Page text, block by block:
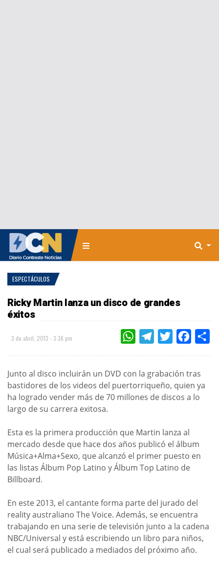
ESPECTÁCULOS
Ricky Martin lanza un disco de grandes
éxitos
3 de abril, 2013 - 3:36 pm WHATSAPPTELEGRAMTWITTER
Junto al disco incluirán un DVD con la grabación tras
bastidores de los videos del puertorriqueño, quien ya
ha logrado vender más de 70 millones de discos a lo
largo de su carrera exitosa.
Esta es la primera producción que Martin lanza al
mercado desde que hace dos años publicó el álbum
Música+Alma+Sexo, que alcanzó el primer puesto en
las listas Álbum Pop Latino y Álbum Top Latino de
Billboard.
En este 2013, el cantante forma parte del jurado del
reality australiano The Voice. Además, se encuentra
trabajando en una serie de televisión junto a la cadena
NBC/Universal y está escribiendo un libro para niños,
el cual será publicado a mediados del próximo año.